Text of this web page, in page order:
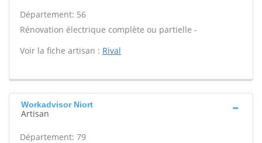
Département: 56
Rénovation électrique complète ou partielle -
Voir la fiche artisan : Rival
Workadvisor Niort
Artisan
Département: 79